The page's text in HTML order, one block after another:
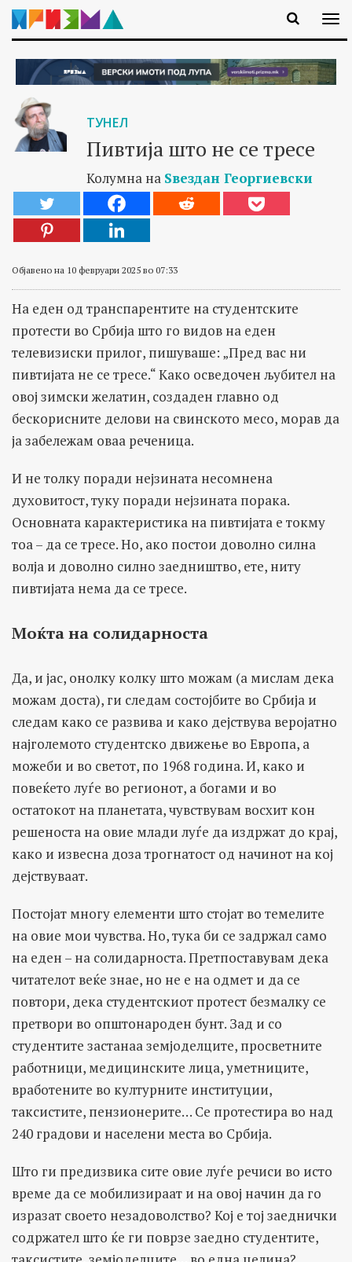
ТУНЕЛ
Пивтија што не се тресе
Колумна на Ѕвездан Георгиевски
Објавено на 10 февруари 2025 во 07:33
На еден од транспарентите на студентските
протести во Србија што го видов на еден
телевизиски прилог, пишуваше: „Пред вас ни
пивтијата не се тресе.“ Како осведочен љубител на
овој зимски желатин, создаден главно од
бескорисните делови на свинското месо, морав да
ја забележам оваа реченица.
И не толку поради нејзината несомнена
духовитост, туку поради нејзината порака.
Основната карактеристика на пивтијата е токму
тоа – да се тресе. Но, ако постои доволно силна
волја и доволно силно заедништво, ете, ниту
пивтијата нема да се тресе.
Моќта на солидарноста
Да, и јас, онолку колку што можам (а мислам дека
можам доста), ги следам состојбите во Србија и
следам како се развива и како дејствува веројатно
најголемото студентско движење во Европа, а
можеби и во светот, по 1968 година. И, како и
повеќето луѓе во регионот, а богами и во
остатокот на планетата, чувствувам восхит кон
решеноста на овие млади луѓе да издржат до крај,
како и извесна доза трогнатост од начинот на кој
дејствуваат.
Постојат многу елементи што стојат во темелите
на овие мои чувства. Но, тука би се задржал само
на еден – на солидарноста. Претпоставувам дека
читателот веќе знае, но не е на одмет и да се
повтори, дека студентскиот протест безмалку се
претвори во општонароден бунт. Зад и со
студентите застанаа земјоделците, просветните
работници, медицинските лица, уметниците,
вработените во културните институции,
таксистите, пензионерите… Се протестира во над
240 градови и населени места во Србија.
Што ги предизвика сите овие луѓе речиси во исто
време да се мобилизираат и на овој начин да го
изразат своето незадоволство? Кој е тој заеднички
содржател што ќе ги поврзе заедно студентите,